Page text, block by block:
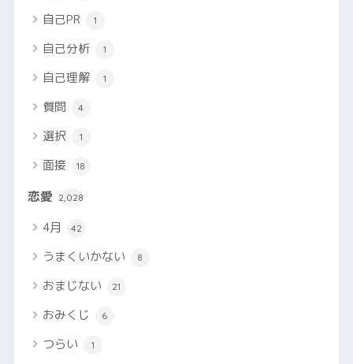
自己PR 1
自己分析 1
自己理解 1
質問 4
選択 1
面接 18
恋愛 2,028
4月 42
うまくいかない 8
おまじない 21
おみくじ 6
つらい 1